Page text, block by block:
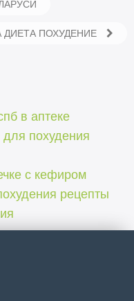
ДИЕТА ПОХУДЕНИЕ
в аптеке
похудения
с кефиром
рецепты